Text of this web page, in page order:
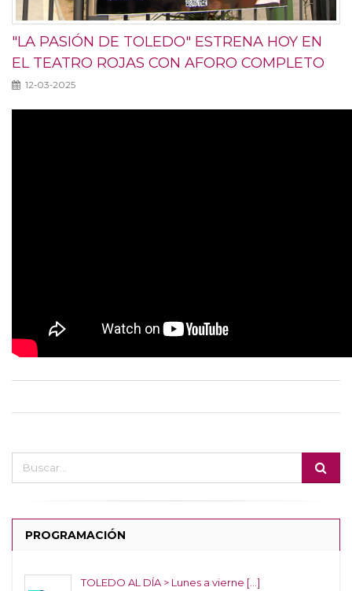
"LA PASIÓN DE TOLEDO" ESTRENA HOY EN
EL TEATRO ROJAS CON AFORO COMPLETO
12-03-2025
PROGRAMACIÓN
TOLEDO AL DÍA > Lunes a vierne [...]